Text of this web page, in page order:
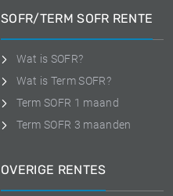
SOFR/TERM SOFR RENTE
Wat is SOFR?
Wat is Term SOFR?
Term SOFR 1 maand
Term SOFR 3 maanden
OVERIGE RENTES